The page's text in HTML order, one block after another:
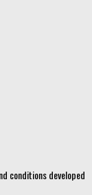
conditions developed